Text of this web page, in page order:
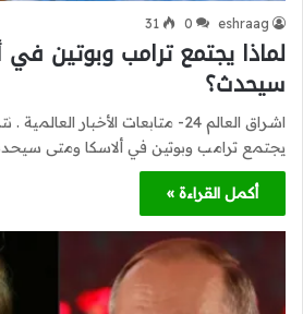
eshraag
0
31
لماذا يجتمع ترامب وبوتين
سيحدث؟
اشراق العالم 24- متابعات الأخبار
يجتمع ترامب وبوتين في ألاسكا ومتى
أكمل القراءة »